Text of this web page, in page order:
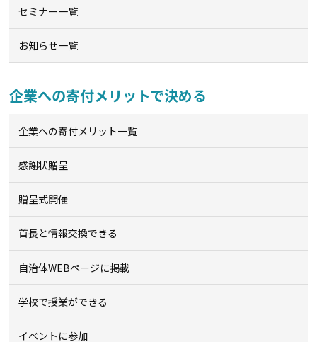
セミナー一覧
お知らせ一覧
企業への寄付メリットで決める
企業への寄付メリット一覧
感謝状贈呈
贈呈式開催
首長と情報交換できる
自治体WEBページに掲載
学校で授業ができる
イベントに参加